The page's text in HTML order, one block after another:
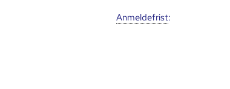
Anmelde­frist: